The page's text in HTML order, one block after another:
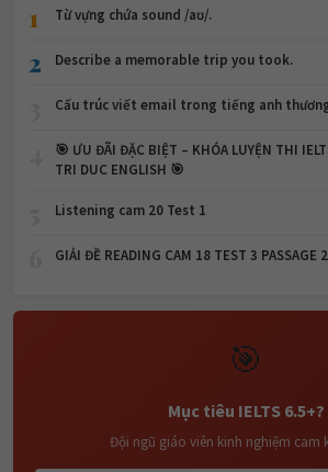
1 Từ vựng chứa sound /aʊ/.
2 Describe a memorable trip you took.
Cấu trúc viết email trong tiếng anh
🎯 ƯU ĐÃI ĐẶC BIỆT – KHÓA LUYỆN THI
TRI DUC ENGLISH 🎯
Listening cam 20 Test 1
GIẢI ĐỀ READING CAM 18 TEST 3 PASSAGE 2
🎯
Mục tiêu IELTS 6.5+?
Đội ngũ giáo viên kinh nghiệm cam